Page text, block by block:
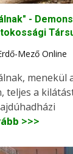
-
Mező Online
menekül
a
>>>